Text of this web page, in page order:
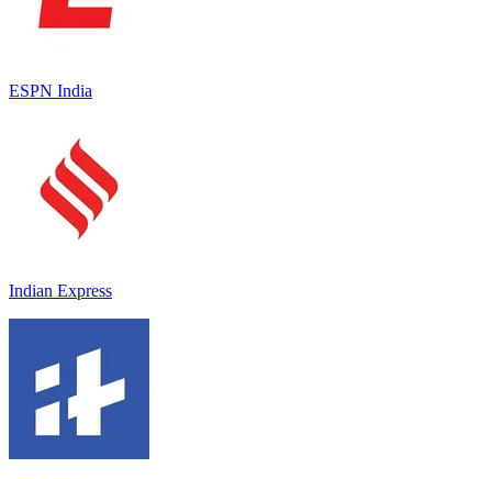
ESPN India
Indian Express